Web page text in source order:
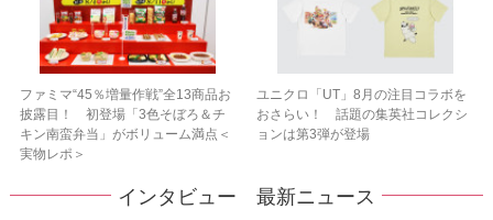
ファミマ“45％増量作戦”全13商品お
披露目！ 初登場「3色そぼろ＆チ
キン南蛮弁当」がボリューム満点＜
実物レポ＞
ユニクロ「UT」8月の注目コラボを
おさらい！ 話題の集英社コレクシ
ョンは第3弾が登場
インタビュー 最新ニュース